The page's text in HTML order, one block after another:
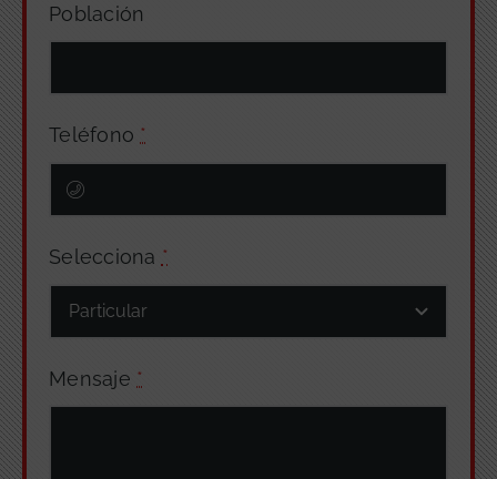
Población
Teléfono *
Selecciona *
Mensaje *